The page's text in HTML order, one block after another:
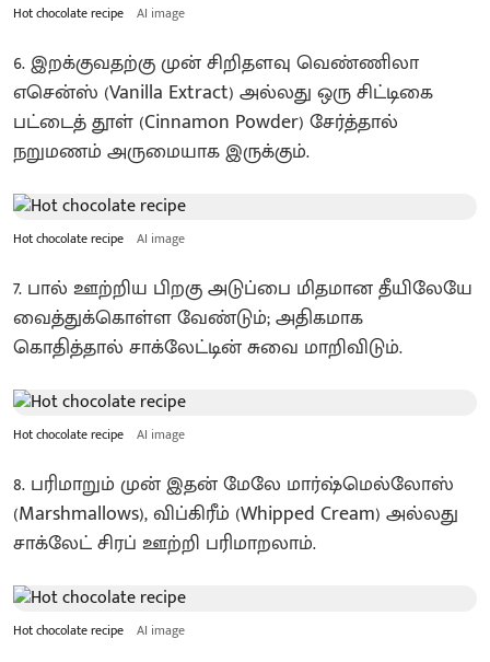
Hot chocolate recipe AI image
6. இறக்குவதற்கு முன் சிறிதளவு வெண்ணிலா
எசென்ஸ் (Vanilla Extract) அல்லது ஒரு சிட்டிகை
பட்டைத் தூள் (Cinnamon Powder) சேர்த்தால்
நறுமணம் அருமையாக இருக்கும்.
Hot chocolate recipe AI image
7. பால் ஊற்றிய பிறகு அடுப்பை மிதமான தீயிலேயே
வைத்துக்கொள்ள வேண்டும்; அதிகமாக
கொதித்தால் சாக்லேட்டின் சுவை மாறிவிடும்.
Hot chocolate recipe AI image
8. பரிமாறும் முன் இதன் மேலே மார்ஷ்மெல்லோஸ்
(Marshmallows), விப்கிரீம் (Whipped Cream) அல்லது
சாக்லேட் சிரப் ஊற்றி பரிமாறலாம்.
Hot chocolate recipe AI image